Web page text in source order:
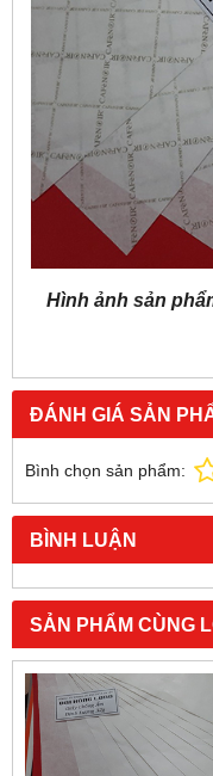
Hình ảnh sản
ĐÁNH GIÁ SẢN
Bình chọn sản phẩm:
BÌNH LUẬN
SẢN PHẨM CÙNG